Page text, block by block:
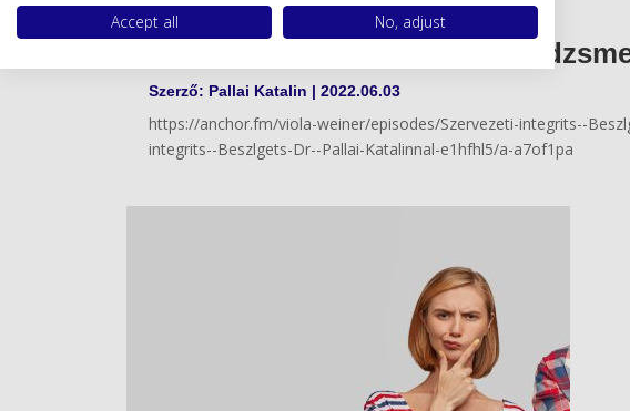
Egy interjú az
Szerző: Pallai Katalin |2022.06.03
https://anchor.fm/viola-weiner/episodes/Szervezeti-integrits--
integrits--Beszlgets-Dr--Pallai-Katalinnal-e1hfhl5/a-a7of1pa
Accept all No, adjust